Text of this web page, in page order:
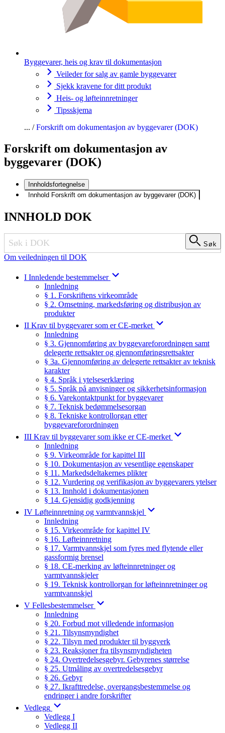
Byggevarer, heis og krav til dokumentasjon
Veileder for salg av gamle byggevarer
Sjekk kravene for ditt produkt
Heis- og løfteinnretninger
Tipsskjema
Forskrift om dokumentasjon av byggevarer (DOK)
Forskrift om dokumentasjon av
byggevarer (DOK)
Innholdsfortegnelse
Innhold Forskrift om dokumentasjon av byggevarer (DOK)
INNHOLD DOK
Søk
Om veiledningen til DOK
I Innledende bestemmelser
Innledning
§ 1. Forskriftens virkeområde
§ 2. Omsetning, markedsføring og distribusjon av
produkter
II Krav til byggevarer som er CE-merket
Innledning
§ 3. Gjennomføring av byggevareforordningen samt
delegerte rettsakter og gjennomføringsrettsakter
§ 3a. Gjennomføring av delegerte rettsakter av teknisk
karakter
§ 4. Språk i ytelseserklæring
§ 5. Språk på anvisninger og sikkerhetsinformasjon
§ 6. Varekontaktpunkt for byggevarer
§ 7. Teknisk bedømmelsesorgan
§ 8. Tekniske kontrollorgan etter
byggevareforordningen
III Krav til byggevarer som ikke er CE-merket
Innledning
§ 9. Virkeområde for kapittel III
§ 10. Dokumentasjon av vesentlige egenskaper
§ 11. Markedsdeltakernes plikter
§ 12. Vurdering og verifikasjon av byggevarers ytelser
§ 13. Innhold i dokumentasjonen
§ 14. Gjensidig godkjenning
IV Løfteinnretning og varmtvannskjel
Innledning
§ 15. Virkeområde for kapittel IV
§ 16. Løfteinnretning
§ 17. Varmtvannskjel som fyres med flytende eller
gassformig brensel
§ 18. CE-merking av løfteinnretninger og
varmtvannskjeler
§ 19. Teknisk kontrollorgan for løfteinnretninger og
varmtvannskjel
V Fellesbestemmelser
Innledning
§ 20. Forbud mot villedende informasjon
§ 21. Tilsynsmyndighet
§ 22. Tilsyn med produkter til byggverk
§ 23. Reaksjoner fra tilsynsmyndigheten
§ 24. Overtredelsesgebyr. Gebyrenes størrelse
§ 25. Utmåling av overtredelsesgebyr
§ 26. Gebyr
§ 27. Ikrafttredelse, overgangsbestemmelse og
endringer i andre forskrifter
Vedlegg
Vedlegg I
Vedlegg II